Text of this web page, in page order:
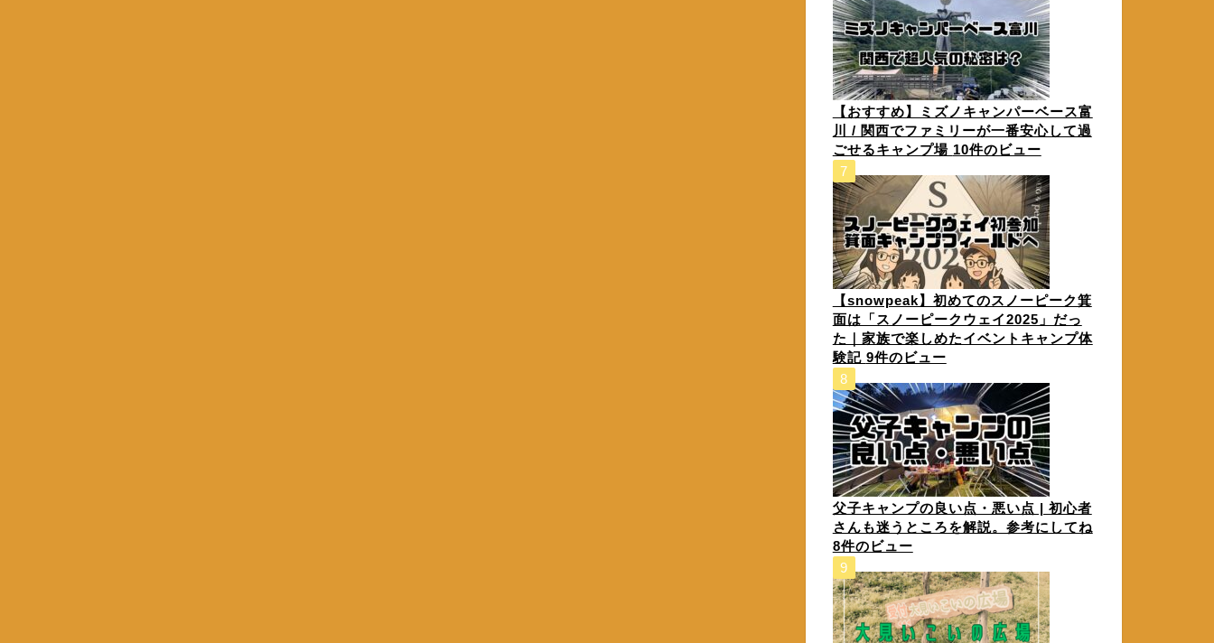
【おすすめ】ミズノキャンパーベース富
川 / 関西でファミリーが一番安心して過
ごせるキャンプ場 10件のビュー
【snowpeak】初めてのスノーピーク箕
面は「スノーピークウェイ2025」だっ
た｜家族で楽しめたイベントキャンプ体
験記 9件のビュー
父子キャンプの良い点・悪い点 | 初心者
さんも迷うところを解説。参考にしてね
8件のビュー